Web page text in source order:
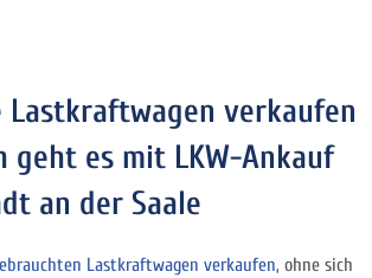
Lastkraftwagen verkaufen
geht es mit LKW-Ankauf
an der Saale
Lastkraftwagen verkaufen, ohne sich